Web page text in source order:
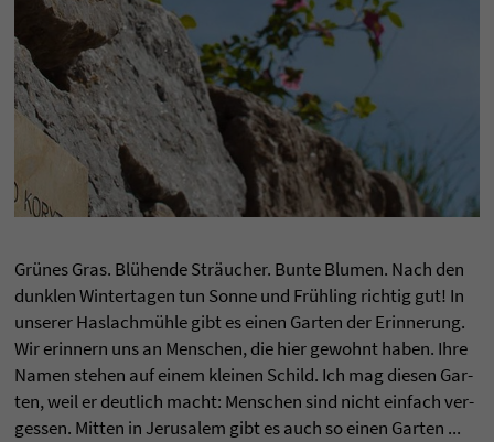
Grünes Gras. Blühende Sträucher. Bunte Blu­men. Nach den
dunklen Win­ter­ta­gen tun Sonne und Frühling rich­tig gut! In
unse­rer Has­lachmühle gibt es einen Gar­ten der Erin­ne­rung.
Wir erin­nern uns an Men­schen, die hier gewohnt haben. Ihre
Namen ste­hen auf einem klei­nen Schild. Ich mag die­sen Gar­
ten, weil er deut­lich macht: Men­schen sind nicht ein­fach ver­
ges­sen. Mit­ten in Jeru­sa­lem gibt es auch so einen Gar­ten ...